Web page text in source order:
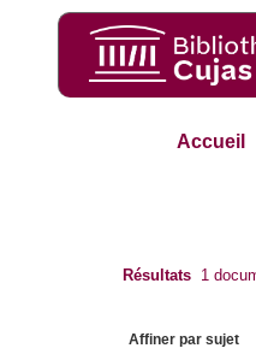
Accueil
Résultats 1
Affiner par sujet